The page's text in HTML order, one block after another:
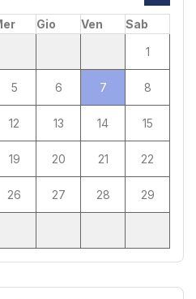
Gio Ven
Sab
1
5 6 7 8
12 13 14 15
19 20 21 22
26 27 28 29